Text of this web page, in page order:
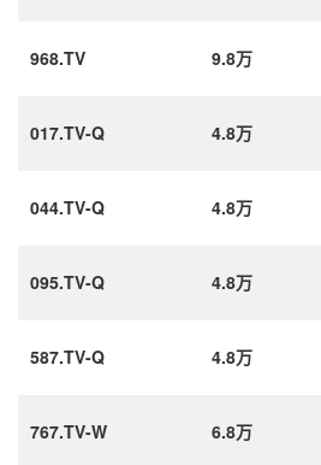
968.TV 9.8万
017.TV-Q 4.8万
044.TV-Q 4.8万
095.TV-Q 4.8万
587.TV-Q 4.8万
767.TV-W 6.8万